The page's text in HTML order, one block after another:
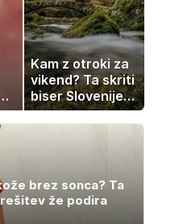
Kam z otroki za
vikend? Ta skriti
biser Slovenije
izgleda kot iz
pravljice
brez sonca? Ta
že podira